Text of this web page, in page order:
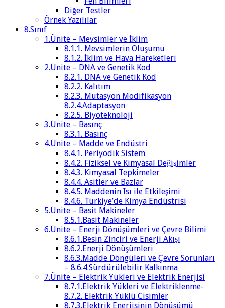
Diğer Testler
Örnek Yazılılar
8.Sınıf
1.Ünite – Mevsimler ve İklim
8.1.1. Mevsimlerin Oluşumu
8.1.2. İklim ve Hava Hareketleri
2.Ünite – DNA ve Genetik Kod
8.2.1. DNA ve Genetik Kod
8.2.2. Kalıtım
8.2.3. Mutasyon Modifikasyon
8.2.4.Adaptasyon
8.2.5. Biyoteknoloji
3.Ünite – Basınç
8.3.1. Basınç
4.Ünite – Madde ve Endüstri
8.4.1. Periyodik Sistem
8.4.2. Fiziksel ve Kimyasal Değişimler
8.4.3. Kimyasal Tepkimeler
8.4.4. Asitler ve Bazlar
8.4.5. Maddenin Isı ile Etkileşimi
8.4.6. Türkiye’de Kimya Endüstrisi
5.Ünite – Basit Makineler
8.5.1.Basit Makineler
6.Ünite – Enerji Dönüşümleri ve Çevre Bilimi
8.6.1.Besin Zinciri ve Enerji Akışı
8.6.2.Enerji Dönüşümleri
8.6.3.Madde Döngüleri ve Çevre Sorunları
– 8.6.4.Sürdürülebilir Kalkınma
7.Ünite – Elektrik Yükleri ve Elektrik Enerjisi
8.7.1.Elektrik Yükleri ve Elektriklenme-
8.7.2. Elektrik Yüklü Cisimler
8.7.3.Elektrik Enerjisinin Dönüşümü